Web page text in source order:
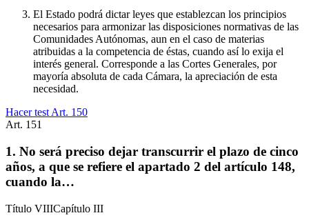
El Estado podrá dictar leyes que establezcan los principios
necesarios para armonizar las disposiciones normativas de las
Comunidades Autónomas, aun en el caso de materias
atribuidas a la competencia de éstas, cuando así lo exija el
interés general. Corresponde a las Cortes Generales, por
mayoría absoluta de cada Cámara, la apreciación de esta
necesidad.
Hacer test Art. 150
Art. 151
1. No será preciso dejar transcurrir el plazo de cinco
años, a que se refiere el apartado 2 del artículo 148,
cuando la…
Título VIIICapítulo III